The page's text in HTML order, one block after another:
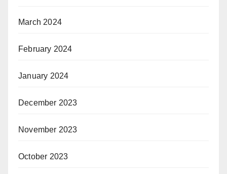
March 2024
February 2024
January 2024
December 2023
November 2023
October 2023